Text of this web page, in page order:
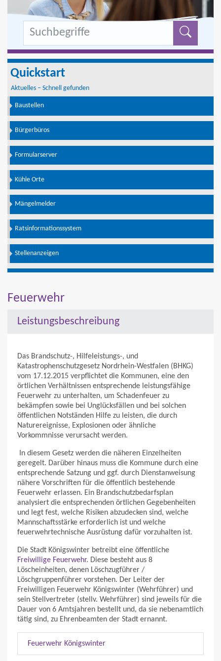
Quickstart
Aktuelles – Schnell gefunden
Baustellen
Bürgerbüros
Formularserver
Kühle Orte
Mängelmelder
Ratsinformationssystem
Stellenanzeigen
Feuerwehr
Leistungsbeschreibung
Das Brandschutz-, Hilfeleistungs-, und
Katastrophenschutzgesetz Nordrhein-Westfalen (BHKG)
vom 17.12.2015 verpflichtet die Kommunen, eine den
örtlichen Verhältnissen entsprechende leistungsfähige
Feuerwehr zu unterhalten, um Schadenfeuer zu
bekämpfen sowie bei Unglücksfällen und bei solchen
öffentlichen Notständen Hilfe zu leisten, die durch
Naturereignisse, Explosionen oder ähnliche
Vorkommnisse verursacht werden.
In diesem Gesetz werden die näheren Einzelheiten
geregelt. Darüber hinaus muss die Kommune durch eine
entsprechende Satzung und ggf. durch Dienstanweisung
nähere Vorschriften für die öffentlich bestehende
Feuerwehr erlassen. Ein Brandschutzbedarfsplan
analysiert die entsprechenden örtlichen Gegebenheiten
und legt fest, welche Risiken abzudecken sind, welche
Mannschaftsstärke erforderlich ist und welche
feuerwehrtechnische Ausrüstung dafür vorzuhalten ist.
Die Stadt Königswinter betreibt eine öffentliche
Freiwillige Feuerwehr. Diese besteht aus 8
Löscheinheiten, denen Löschzugführer /
Löschgruppenführer vorstehen. Der Leiter der
Freiwilligen Feuerwehr Königswinter (Wehrführer) und
sein Stellvertreter (stellv. Wehrführer) sind jeweils für die
Dauer von 6 Amtsjahren bestellt und, da sie nebenamtlich
tätig sind, zu Ehrenbeamten der Stadt ernannt.
Feuerwehr Königswinter